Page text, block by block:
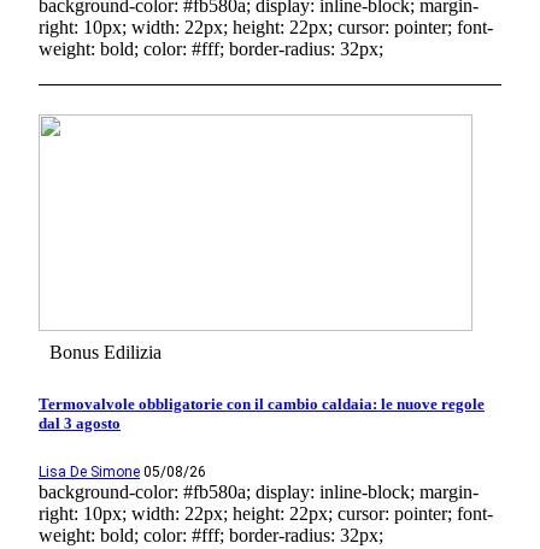
background-color: #fb580a; display: inline-block; margin-
right: 10px; width: 22px; height: 22px; cursor: pointer; font-
weight: bold; color: #fff; border-radius: 32px;
Bonus Edilizia
Termovalvole obbligatorie con il cambio caldaia: le nuove regole
dal 3 agosto
Lisa De Simone 05/08/26
background-color: #fb580a; display: inline-block; margin-
right: 10px; width: 22px; height: 22px; cursor: pointer; font-
weight: bold; color: #fff; border-radius: 32px;